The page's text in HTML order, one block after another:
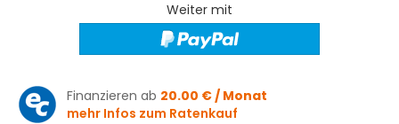
Weiter mit
Finanzieren ab 20.00 € / Monat
mehr Infos zum Ratenkauf